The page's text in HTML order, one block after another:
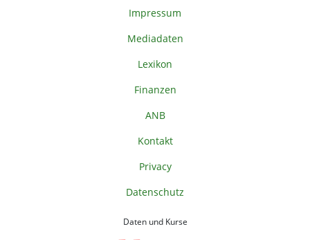
Impressum
Mediadaten
Lexikon
Finanzen
ANB
Kontakt
Privacy
Datenschutz
Daten und Kurse